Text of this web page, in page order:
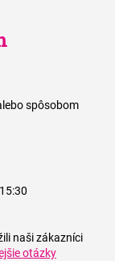
spôsobom
naši zákazníci
otázky